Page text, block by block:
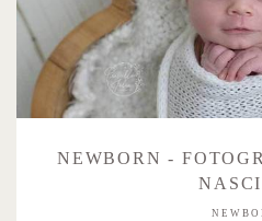
NEWBORN -